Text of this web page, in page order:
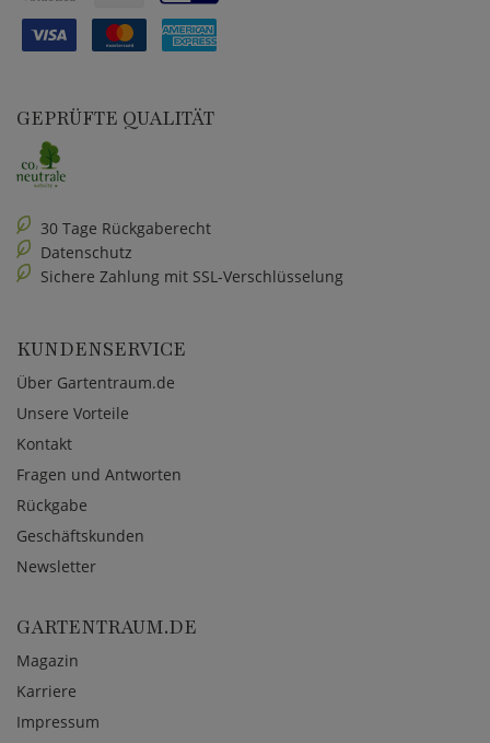
GEPRÜFTE QUALITÄT
30 Tage Rückgaberecht
Datenschutz
Sichere Zahlung mit SSL-Verschlüsselung
KUNDENSERVICE
Über Gartentraum.de
Unsere Vorteile
Kontakt
Fragen und Antworten
Rückgabe
Geschäftskunden
Newsletter
GARTENTRAUM.DE
Magazin
Karriere
Impressum